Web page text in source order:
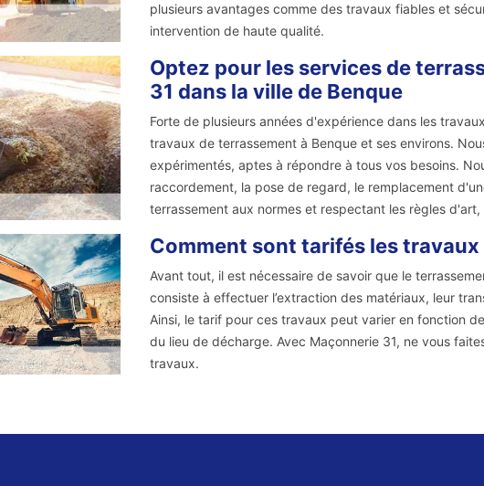
plusieurs avantages comme des travaux fiables et
intervention de haute qualité.
Optez pour les services de
31 dans la ville de Benque
Forte de plusieurs années d'expérience dans les
travaux de terrassement à Benque et ses environs.
expérimentés, aptes à répondre à tous vos besoins.
raccordement, la pose de regard, le remplacement
terrassement aux normes et respectant les règles
Comment sont tarifés les
Avant tout, il est nécessaire de savoir que le
consiste à effectuer l’extraction des matériaux, leur
Ainsi, le tarif pour ces travaux peut varier en fonction
du lieu de décharge. Avec Maçonnerie 31, ne vous
travaux.